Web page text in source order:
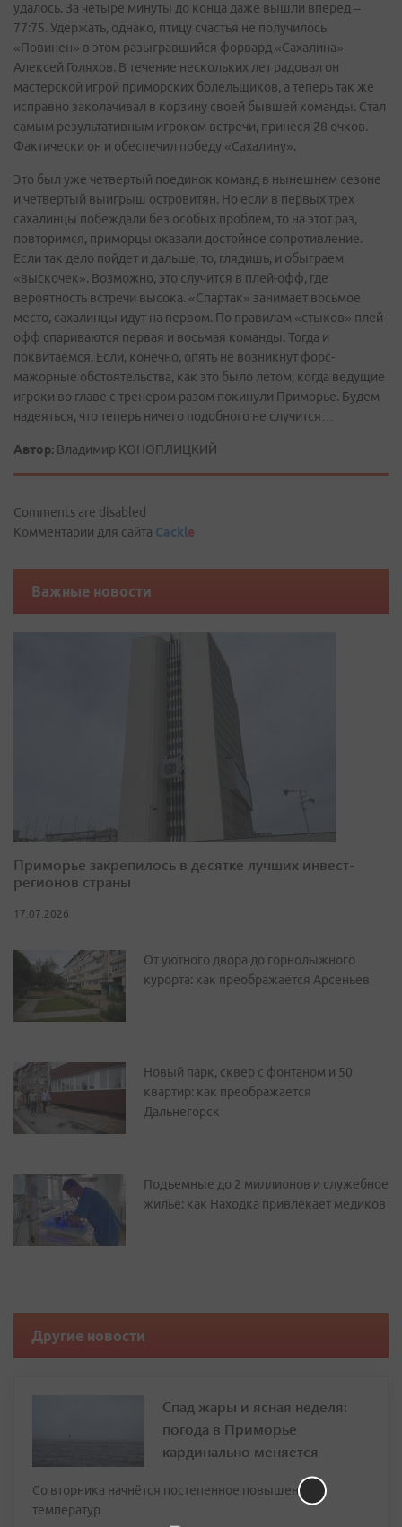
удалось. За четыре минуты до конца даже вышли вперед –
77:75. Удержать, однако, птицу счастья не получилось.
«Повинен» в этом разыгравшийся форвард «Сахалина»
Алексей Голяхов. В течение нескольких лет радовал он
мастерской игрой приморских болельщиков, а теперь так же
исправно заколачивал в корзину своей бывшей команды. Стал
самым результативным игроком встречи, принеся 28 очков.
Фактически он и обеспечил победу «Сахалину».
Это был уже четвертый поединок команд в нынешнем сезоне
и четвертый выигрыш островитян. Но если в первых трех
сахалинцы побеждали без особых проблем, то на этот раз,
повторимся, приморцы оказали достойное сопротивление.
Если так дело пойдет и дальше, то, глядишь, и обыграем
«выскочек». Возможно, это случится в плей-офф, где
вероятность встречи высока. «Спартак» занимает восьмое
место, сахалинцы идут на первом. По правилам «стыков» плей-
офф спариваются первая и восьмая команды. Тогда и
поквитаемся. Если, конечно, опять не возникнут форс-
мажорные обстоятельства, как это было летом, когда ведущие
игроки во главе с тренером разом покинули Приморье. Будем
надеяться, что теперь ничего подобного не случится…
Автор: Владимир КОНОПЛИЦКИЙ
Comments are disabled
Комментарии для сайта Cackle
Важные новости
Приморье закрепилось в десятке лучших инвест-
регионов страны
17.07.2026
От уютного двора до горнолыжного
курорта: как преображается Арсеньев
Новый парк, сквер с фонтаном и 50
квартир: как преображается
Дальнегорск
Подъемные до 2 миллионов и служебное
жилье: как Находка привлекает медиков
Другие новости
Спад жары и ясная неделя:
погода в Приморье
кардинально меняется
Со вторника начнётся постепенное повышение
температур